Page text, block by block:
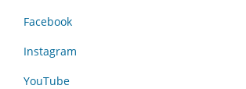
Facebook
Instagram
YouTube